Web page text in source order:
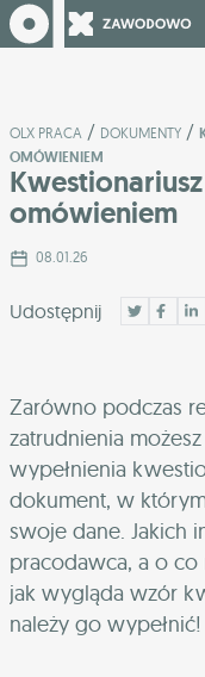
OLX PRACA / DOKUMENTY /
OMÓWIENIEM
omówieniem
08.01.26
Udostępnij
Zarówno podczas
zatrudnienia
wypełnienia
dokument, w
swoje dane. Jakich
pracodawca, a o
jak wygląda wzór
należy go wypełnić!